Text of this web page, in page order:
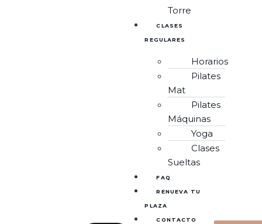
Torre
CLASES
REGULARES
Horarios
Pilates
Mat
Pilates
Máquinas
Yoga
Clases
Sueltas
FAQ
RENUEVA TU
PLAZA
CONTACTO